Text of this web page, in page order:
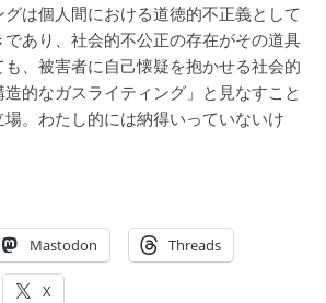
グは個人間における道徳的不正義として
あり、社会的不公正の存在がその道具
も、被害者に自己懐疑を抱かせる社会的
的なガスライティング」と見なすこと
。わたし的には納得いっていないけ
Mastodon Threads
X